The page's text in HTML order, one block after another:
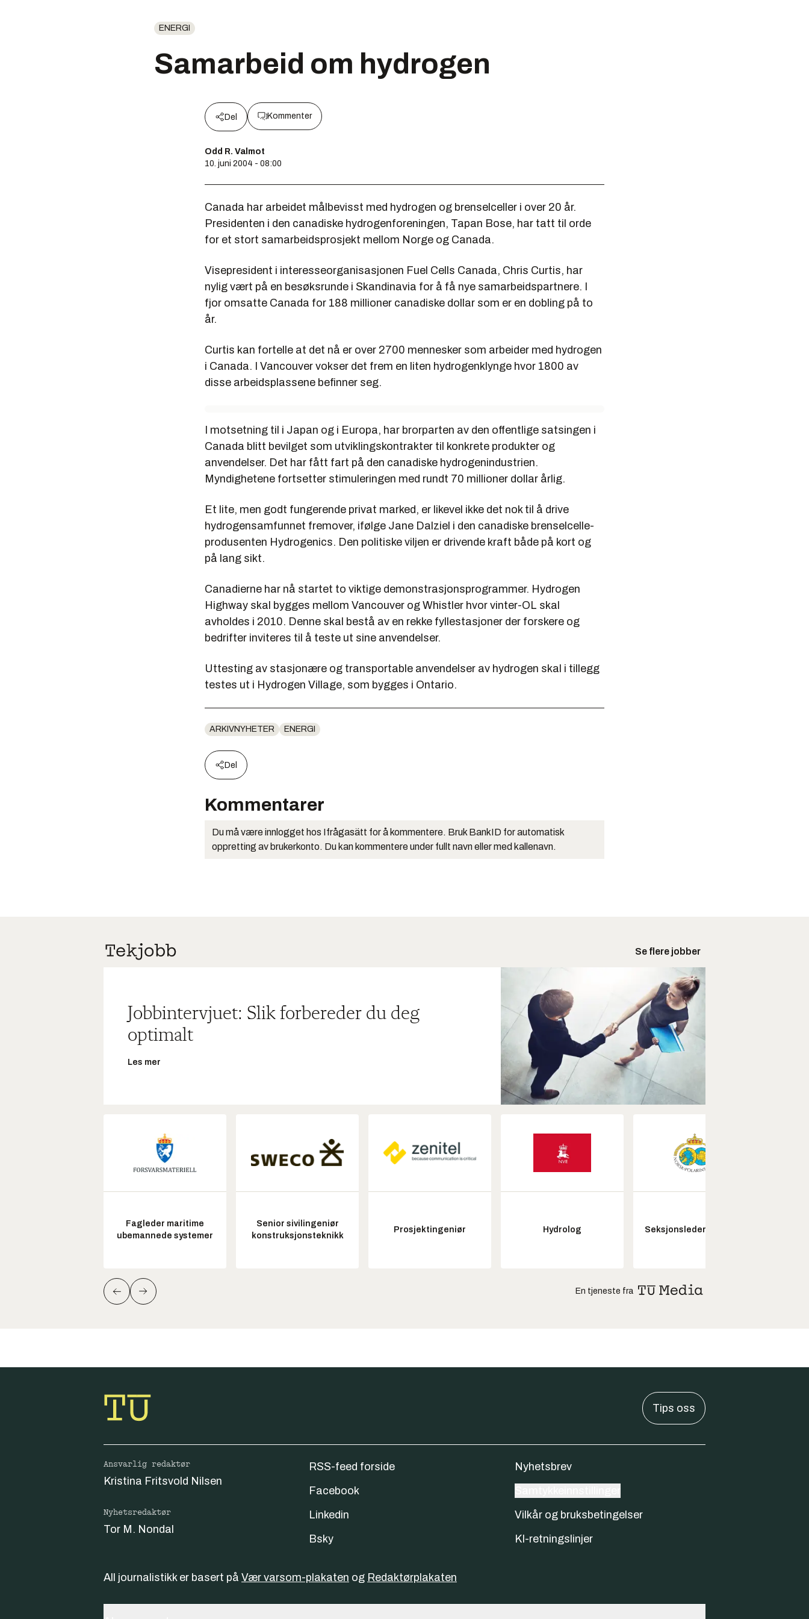
ENERGI
Samarbeid om hydrogen
Del Kommenter
Odd R. Valmot
10. juni 2004 - 08:00
Canada har arbeidet målbevisst med hydrogen og brenselceller i over 20 år.
Presidenten i den canadiske hydrogenforeningen, Tapan Bose, har tatt til orde
for et stort samarbeidsprosjekt mellom Norge og Canada.
Visepresident i interesseorganisasjonen Fuel Cells Canada, Chris Curtis, har
nylig vært på en besøksrunde i Skandinavia for å få nye samarbeidspartnere. I
fjor omsatte Canada for 188 millioner canadiske dollar som er en dobling på to
år.
Curtis kan fortelle at det nå er over 2700 mennesker som arbeider med hydrogen
i Canada. I Vancouver vokser det frem en liten hydrogenklynge hvor 1800 av
disse arbeidsplassene befinner seg.
I motsetning til i Japan og i Europa, har brorparten av den offentlige satsingen i
Canada blitt bevilget som utviklingskontrakter til konkrete produkter og
anvendelser. Det har fått fart på den canadiske hydrogenindustrien.
Myndighetene fortsetter stimuleringen med rundt 70 millioner dollar årlig.
Et lite, men godt fungerende privat marked, er likevel ikke det nok til å drive
hydrogensamfunnet fremover, ifølge Jane Dalziel i den canadiske brenselcelle-
produsenten Hydrogenics. Den politiske viljen er drivende kraft både på kort og
på lang sikt.
Canadierne har nå startet to viktige demonstrasjonsprogrammer. Hydrogen
Highway skal bygges mellom Vancouver og Whistler hvor vinter-OL skal
avholdes i 2010. Denne skal bestå av en rekke fyllestasjoner der forskere og
bedrifter inviteres til å teste ut sine anvendelser.
Uttesting av stasjonære og transportable anvendelser av hydrogen skal i tillegg
testes ut i Hydrogen Village, som bygges i Ontario.
ARKIVNYHETER ENERGI
Del
Kommentarer
Du må være innlogget hos Ifrågasätt for å kommentere. Bruk BankID for automatisk
oppretting av brukerkonto. Du kan kommentere under fullt navn eller med kallenavn.
Se flere jobber
Jobbintervjuet: Slik forbereder du deg
optimalt
Les mer
Fagleder maritime
ubemannede systemer
Senior sivilingeniør
konstruksjonsteknikk
Prosjektingeniør Hydrolog Seksjonsleder Nye Troll
En tjeneste fra
Tips oss
Ansvarlig redaktør
Kristina Fritsvold Nilsen
Nyhetsredaktør
Tor M. Nondal
RSS-feed forside
Facebook
Linkedin
Bsky
Nyhetsbrev
Vilkår og bruksbetingelser
KI-retningslinjer
All journalistikk er basert på Vær varsom-plakaten og Redaktørplakaten